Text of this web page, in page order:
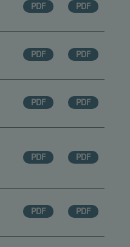
PDF PDF
PDF PDF
PDF PDF
PDF PDF
PDF PDF